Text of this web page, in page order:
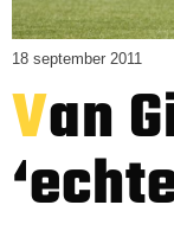
18 september 2011
Van Ginkel blijkt